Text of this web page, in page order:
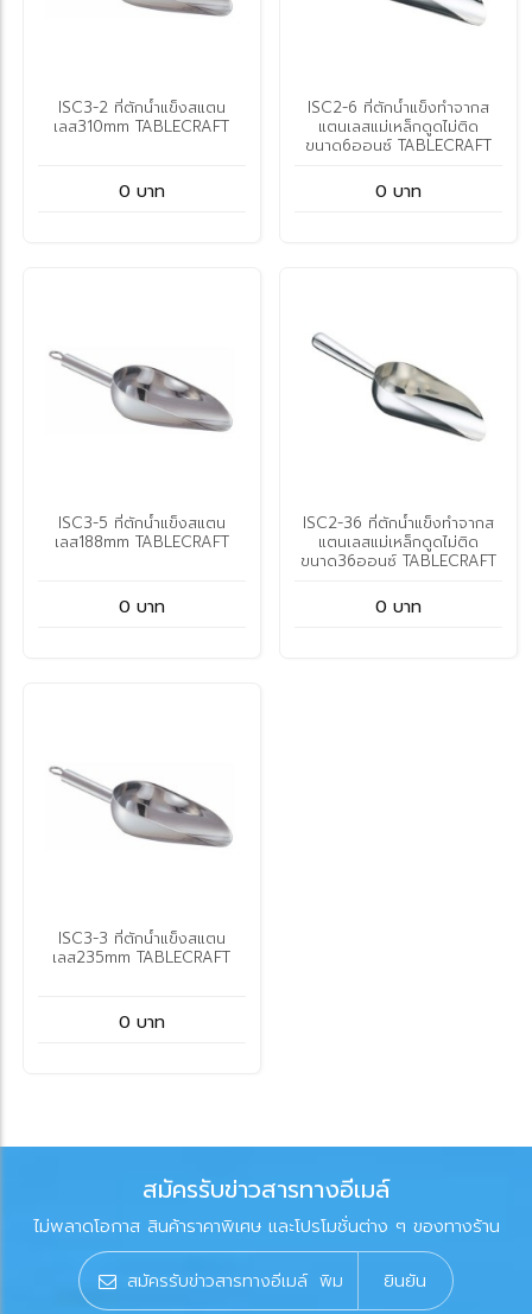
ISC3-2 ที่ตักน้ำแข็งสแตน
เลส310mm TABLECRAFT
0 บาท
ISC2-6 ที่ตักน้ำแข็งทำจากส
แตนเลสแม่เหล็กดูดไม่ติด
ขนาด6ออนซ์ TABLECRAFT
0 บาท
ISC3-5 ที่ตักน้ำแข็งสแตน
เลส188mm TABLECRAFT
0 บาท
ISC2-36 ที่ตักน้ำแข็งทำจากส
แตนเลสแม่เหล็กดูดไม่ติด
ขนาด36ออนซ์ TABLECRAFT
0 บาท
ISC3-3 ที่ตักน้ำแข็งสแตน
เลส235mm TABLECRAFT
0 บาท
สมัครรับข่าวสารทางอีเมล์
ไม่พลาดโอกาส สินค้าราคาพิเศษ และโปรโมชั่นต่าง ๆ ของทางร้าน
ยินยัน